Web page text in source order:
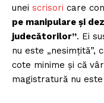
unei scrisori care
pe manipulare și
judecătorilor”. Ei
nu este „nesimțită”,
cote minime și că
magistratură nu